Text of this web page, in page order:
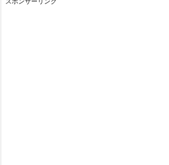
スポンサーリンク